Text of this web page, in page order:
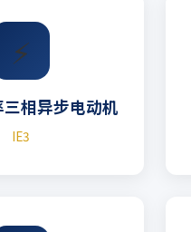
⚡
三相异步电动机
IE3